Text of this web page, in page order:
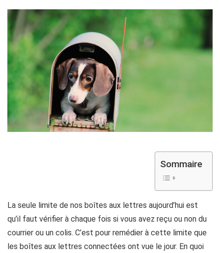
Sommaire
La seule limite de nos boîtes aux lettres aujourd’hui est
qu’il faut vérifier à chaque fois si vous avez reçu ou non du
courrier ou un colis. C’est pour remédier à cette limite que
les boîtes aux lettres connectées ont vue le jour. En quoi